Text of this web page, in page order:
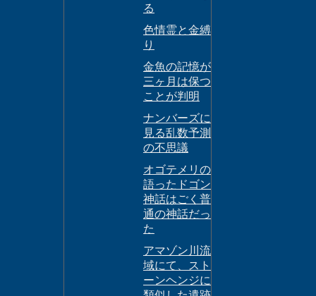
る
色情霊と金縛
り
金魚の記憶が
三ヶ月は保つ
ことが判明
ナンバーズに
見る乱数予測
の不思議
オゴテメリの
語ったドゴン
神話はごく普
通の神話だっ
た
アマゾン川流
域にて、スト
ーンヘンジに